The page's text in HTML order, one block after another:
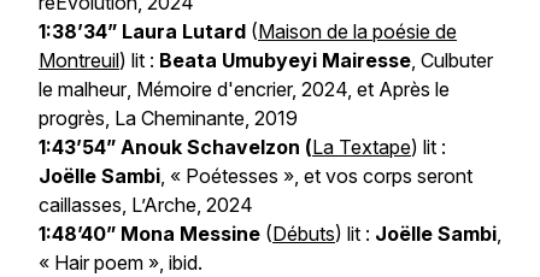
1:38’34” Laura Lutard (Maison de la poésie de
Montreuil) lit : Beata Umubyeyi Mairesse, Culbuter
le malheur, Mémoire d'encrier, 2024, et Après le
progrès, La Cheminante, 2019
1:43’54” Anouk Schavelzon (La Textape) lit :
Joëlle Sambi, « Poétesses », et vos corps seront
caillasses, L’Arche, 2024
1:48’40” Mona Messine (Débuts) lit : Joëlle Sambi,
« Hair poem », ibid.